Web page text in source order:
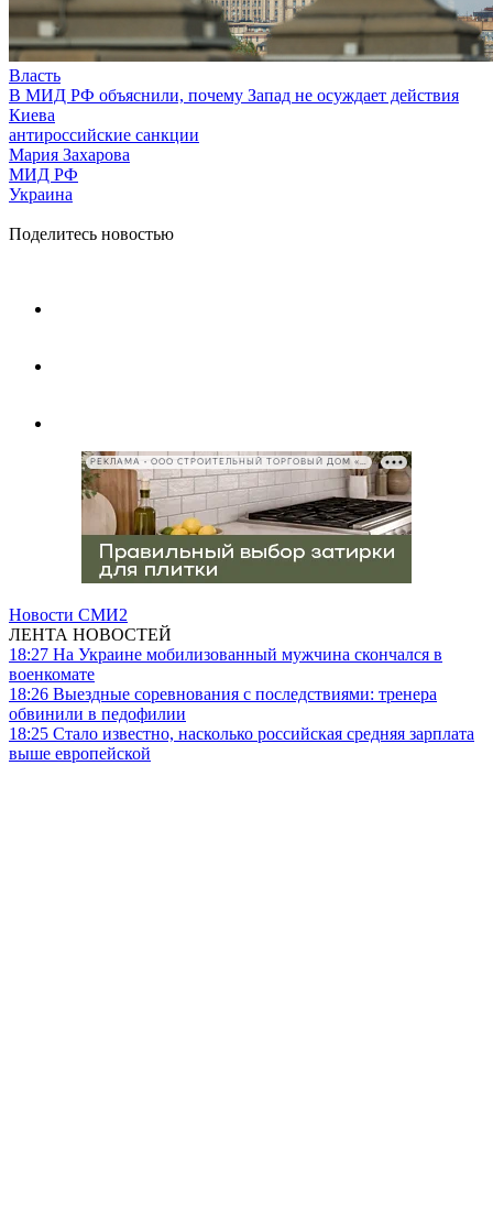
Власть
В МИД РФ объяснили, почему Запад не осуждает действия
Киева
антироссийские санкции
Мария Захарова
МИД РФ
Украина
Поделитесь новостью
РЕКЛАМА • ООО СТРОИТЕЛЬНЫЙ ТОРГОВЫЙ ДОМ «ПЕТРОВИЧ», ИНН 7802348846
Новости СМИ2
ЛЕНТА НОВОСТЕЙ
18:27 На Украине мобилизованный мужчина скончался в
военкомате
18:26 Выездные соревнования с последствиями: тренера
обвинили в педофилии
18:25 Стало известно, насколько российская средняя зарплата
выше европейской